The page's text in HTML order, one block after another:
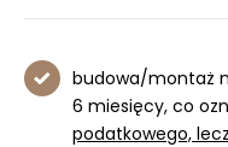
budowa/montaż
6 miesięcy, co
podatkowego,